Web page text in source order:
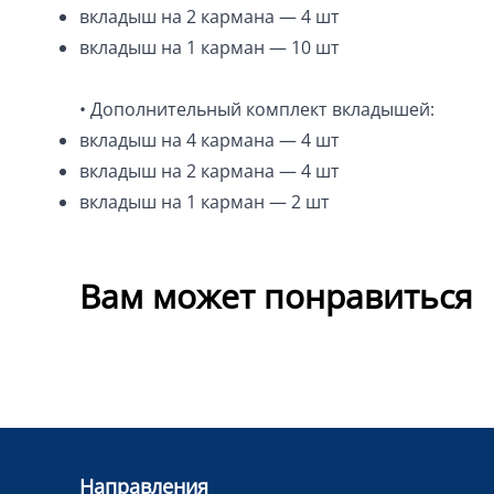
вкладыш на 2 кармана — 4 шт
вкладыш на 1 карман — 10 шт
• Дополнительный комплект вкладышей:
вкладыш на 4 кармана — 4 шт
вкладыш на 2 кармана — 4 шт
вкладыш на 1 карман — 2 шт
Вам может понравиться
Направления